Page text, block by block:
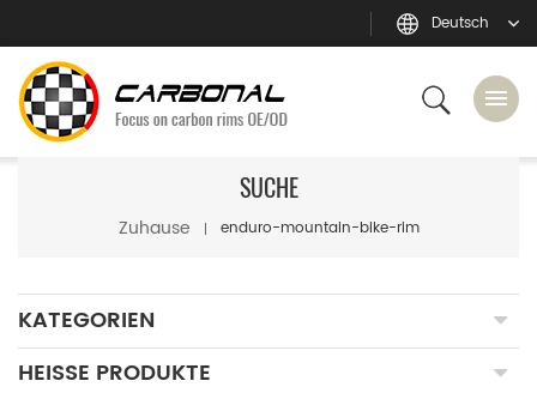
Deutsch
SUCHE
Zuhause enduro-mountain-bike-rim
KATEGORIEN
HEISSE PRODUKTE